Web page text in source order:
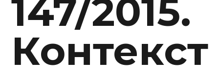
147/2015.
Контекст